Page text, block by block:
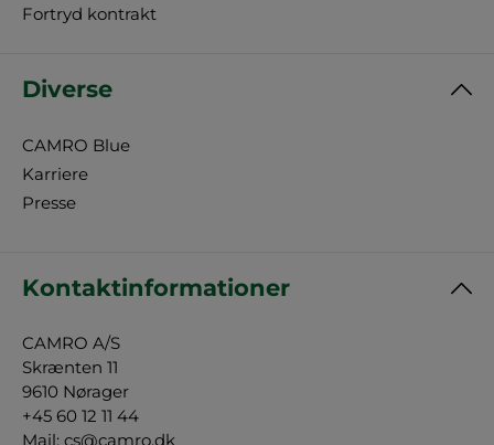
Fortryd kontrakt
Diverse
CAMRO Blue
Karriere
Presse
Kontaktinformationer
CAMRO A/S
Skrænten 11
9610 Nørager
+45 60 12 11 44
Mail: cs@camro.dk